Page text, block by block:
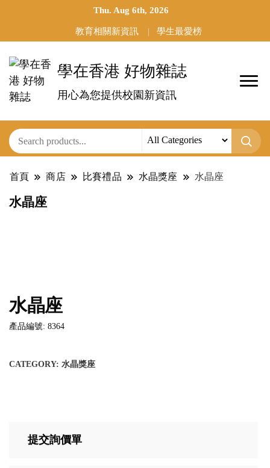
Thu. Aug 6th, 2026
教育相關新資訊 學生最愛榜
學在香港 好物雜誌
用心為您提供校園新資訊
首頁 商店 比賽禮品 水晶獎座 水晶座
水晶座
水晶座
產品編號: 8364
CATEGORY: 水晶獎座
提交詢價單